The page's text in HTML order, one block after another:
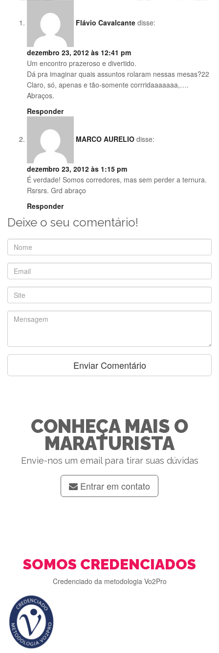
Flávio Cavalcante disse:
dezembro 23, 2012 às 12:41 pm
Um encontro prazeroso e divertido.
Dá pra imaginar quais assuntos rolaram nessas mesas?22
Claro, só, apenas e tão-somente corrridaaaaaaa,….
Abraços.
Responder
MARCO AURELIO disse:
dezembro 23, 2012 às 1:15 pm
É verdade! Somos corredores, mas sem perder a ternura.
Rsrsrs. Grd abraço
Responder
Deixe o seu comentário!
CONHEÇA MAIS O
MARATURISTA
Envie-nos um email para tirar suas dúvidas
Entrar em contato
SOMOS CREDENCIADOS
Credenciado da metodologia Vo2Pro